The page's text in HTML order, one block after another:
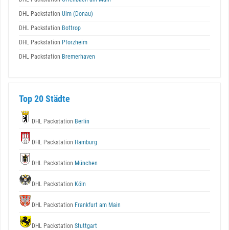
DHL Packstation Ulm (Donau)
DHL Packstation Bottrop
DHL Packstation Pforzheim
DHL Packstation Bremerhaven
Top 20 Städte
DHL Packstation Berlin
DHL Packstation Hamburg
DHL Packstation München
DHL Packstation Köln
DHL Packstation Frankfurt am Main
DHL Packstation Stuttgart